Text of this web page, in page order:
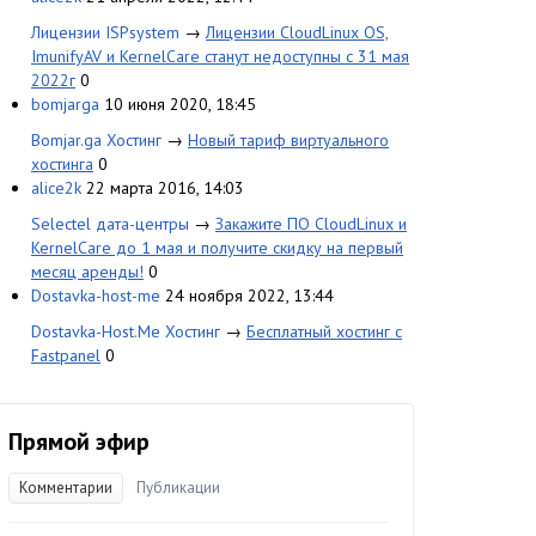
Лицензии ISPsystem →Лицензии CloudLinux OS,
ImunifyAV и KernelCare станут недоступны с 31 мая
2022г 0
bomjarga 10 июня 2020, 18:45
Bomjar.ga Хостинг → Новый тариф виртуального
хостинга 0
alice2k 22 марта 2016, 14:03
Selectel дата-центры → Закажите ПО CloudLinux и
KernelСare до 1 мая и получите скидку на первый
месяц аренды! 0
Dostavka-host-me 24 ноября 2022, 13:44
Dostavka-Host.Me Хостинг → Бесплатный хостинг с
Fastpanel 0
Прямой эфир
Комментарии Публикации